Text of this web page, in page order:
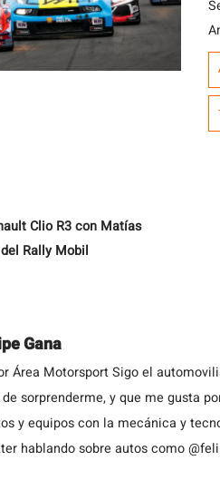
Clio R3 con Matías
Rally Mobil
Gana
Área Motorsport Sigo el
sorprenderme, y que me gusta
y equipos con la mecánica y
hablando sobre autos como